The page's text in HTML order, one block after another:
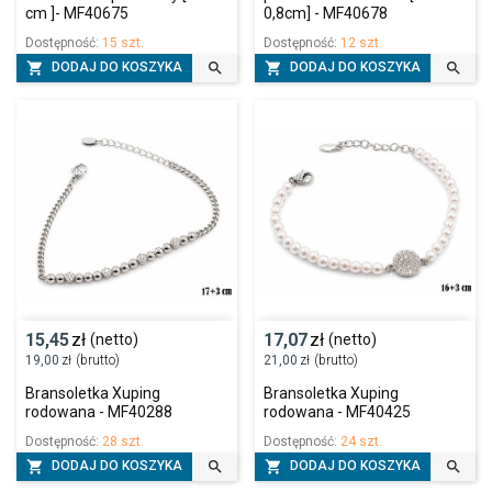
● szybki i bezproblemowy proces zamówienia,
● profesjonalną obsługę klienta,
● atrakcyjne rabaty dla stałych klientów.
odpowiemy na wszelkie pytania dotyczące naszej oferty oraz
szczegółów realizacji zamówień. Zamów bransoletki rodowane
Xuping w naszym sklepie internetowym już dziś i przekonaj się,
jak piękna i wyjątkowa może być biżuteria!
cm ]- MF40675
Dostępność: 15 szt.
 DODAJ DO KOSZYKA 
0,8cm] - MF40678
Dostępność: 12 szt.
 DODAJ DO KOSZYKA 
15,45zł (netto)
19,00 zł (brutto)
Bransoletka Xuping
rodowana - MF40288
Dostępność: 28 szt.
 DODAJ DO KOSZYKA 
17,07zł (netto)
21,00 zł (brutto)
Bransoletka Xuping
rodowana - MF40425
Dostępność: 24 szt.
 DODAJ DO KOSZYKA 